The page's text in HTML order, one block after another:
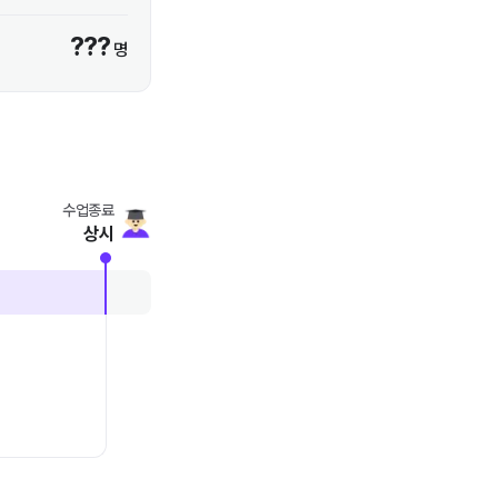
??? 명
수업종료
상시